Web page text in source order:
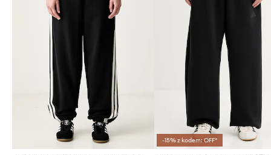
-15% z kodem: OFF*